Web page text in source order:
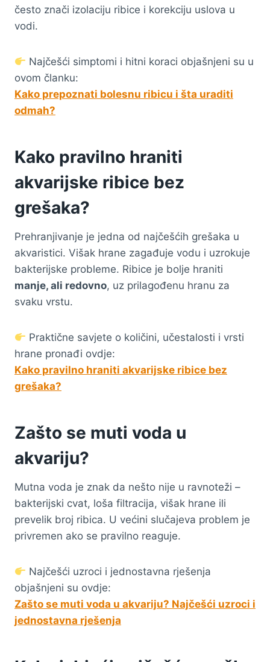
često znači izolaciju ribice i korekciju uslova u
vodi.
Najčešći simptomi i hitni koraci objašnjeni su u
ovom članku:
Kako prepoznati bolesnu ribicu i šta uraditi
odmah?
Kako pravilno hraniti
akvarijske ribice bez
grešaka?
Prehranjivanje je jedna od najčešćih grešaka u
akvaristici. Višak hrane zagađuje vodu i uzrokuje
bakterijske probleme. Ribice je bolje hraniti
manje, ali redovno, uz prilagođenu hranu za
svaku vrstu.
Praktične savjete o količini, učestalosti i vrsti
hrane pronađi ovdje:
Kako pravilno hraniti akvarijske ribice bez
grešaka?
Zašto se muti voda u
akvariju?
Mutna voda je znak da nešto nije u ravnoteži –
bakterijski cvat, loša filtracija, višak hrane ili
prevelik broj ribica. U većini slučajeva problem je
privremen ako se pravilno reaguje.
Najčešći uzroci i jednostavna rješenja
objašnjeni su ovdje:
Zašto se muti voda u akvariju? Najčešći uzroci i
jednostavna rješenja